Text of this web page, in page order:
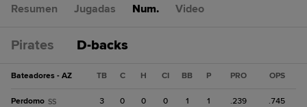
Resumen Jugadas Num. Video
Pirates D-backs
Bateadores - AZ TB C H CI BB P PRO OPS
Perdomo SS 3 0 0 0 1 1 .239 .745